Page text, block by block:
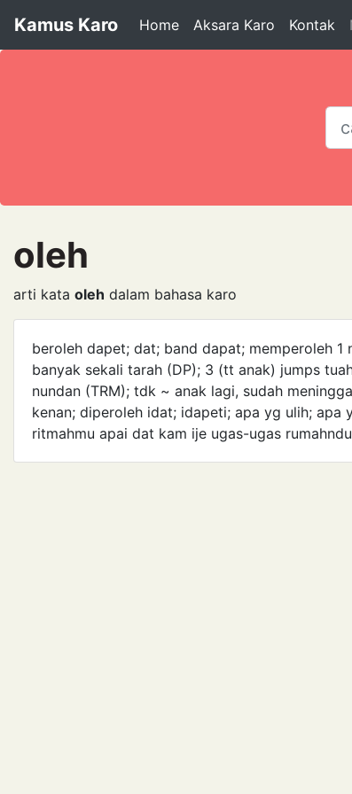
Kamus Karo Home Aksara Karo Kontak
oleh
arti kata oleh dalam bahasa karo
beroleh dapet; dat; band dapat; memperoleh
banyak sekali tarah (DP); 3 (tt anak) jumps
nundan (TRM); tdk ~ anak lagi, sudah
kenan; diperoleh idat; idapeti; apa yg ulih;
ritmahmu apai dat kam ije ugas-ugas